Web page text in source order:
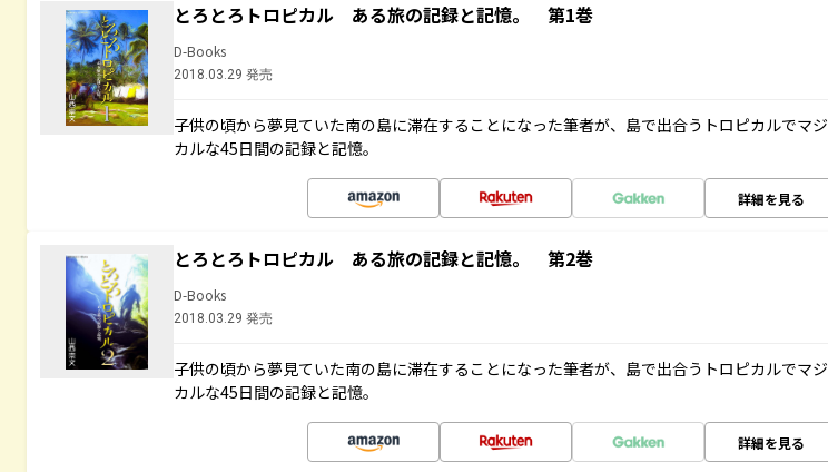
とろとろトロピカル ある旅の記録と記憶。 第1巻
D-Books
2018.03.29 発売
子供の頃から夢見ていた南の島に滞在することになった筆者が、島で出合うトロピカルでマジ
カルな45日間の記録と記憶。
詳細を見る
とろとろトロピカル ある旅の記録と記憶。 第2巻
D-Books
2018.03.29 発売
子供の頃から夢見ていた南の島に滞在することになった筆者が、島で出合うトロピカルでマジ
カルな45日間の記録と記憶。
詳細を見る